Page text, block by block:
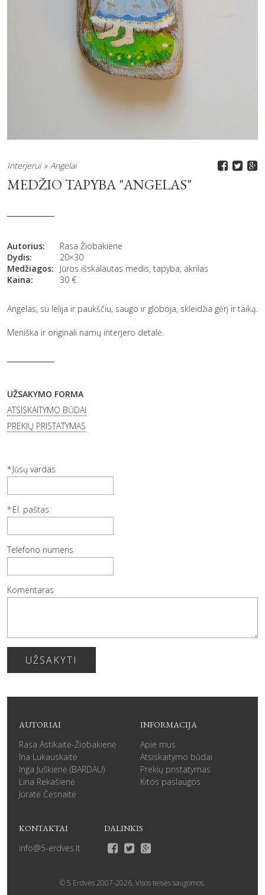
Interjerui Angelai
MEDŽIO TAPYBA "ANGELAS"
Autorius:
Rasa Žiobakiene
Dydis:
20×30
Medžiagos:
Jūros išskalautas medis, tapyba, akrilas
Kaina:
30 €
Angelas, su lelija ir paukščiu, saugo ir globoja, skleidžia gėrį ir taiką.
Meniška ir originali namų interjero detalė.
UŽSAKYMO FORMA
ATSISKAITYMO BŪDAI
PREKIŲ PRISTATYMAS
Jūsų vardas
El. paštas
Telefono numeris
Komentaras
UŽSAKYTI
AUTORIAI
Rasa Astikaitė-Žiobakienė
Ina Lukauskaitė
Inga Juškienė (BARDAU)
Lina Rekašienė
Jūratė Čėsnaitė
INFORMACIJA
Apie mus
Atsiskaitymo būdai
Prekių pristatymas
Kitos paslaugos
KONTAKTAI
info@5-erdves.lt
DALINKIS
© 5 Erdvės 2007-2026. Visos teisės saugomos.